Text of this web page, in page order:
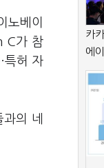
노베이
C가 참
특허 자
의 네
카
에